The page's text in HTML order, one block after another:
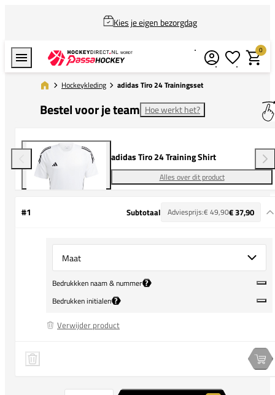
Kies je eigen bezorgdag
0
Hockeykleding adidas Tiro 24 Trainingsset
Bestel voor je team Hoe werkt het?
adidas Tiro 24 Training Shirt
Alles over dit product
#1 Subtotaal Adviesprijs:€ 49,90€ 37,90
Bedrukkken naam & nummer ?
Bedrukken initialen ?
Verwijder product
Speler 1 verwijderen
Aantal spelers